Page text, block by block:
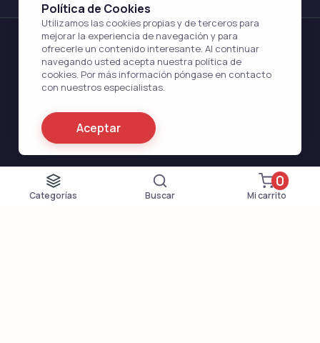
Categorías Buscar Mi carrito
0
FernándezFarmacia
                      Acerca de Nosotros
                      Nuestro farmacéutico
                      PP. FF
                      Cómo hacer pedidos
                      Blog
Política de Cookies
Utilizamos las cookies propias y de terceros para
mejorar la experiencia de navegación y para
ofrecerle un contenido interesante. Al continuar
navegando usted acepta nuestra política de
cookies. Por más información póngase en contacto
con nuestros especialistas.
Aceptar